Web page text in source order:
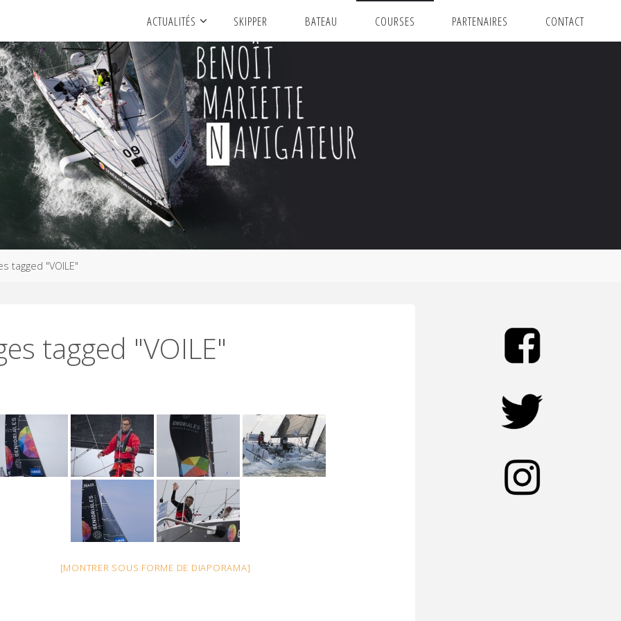
ACTUALITÉS SKIPPER BATEAU COURSES PARTENAIRES CONTACT
tagged "VOILE"
tagged "VOILE"
[MONTRER SOUS FORME DE DIAPORAMA]